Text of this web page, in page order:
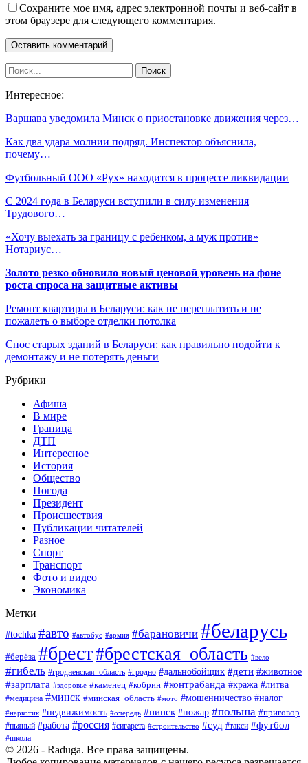
Сохраните мое имя, адрес электронной почты и веб-сайт в
этом браузере для следующего комментария.
Интересное:
Варшава уведомила Минск о приостановке движения через…
Как два удара молнии подряд. Инспектор объяснила,
почему…
Футбольный ООО «Рух» находится в процессе ликвидации
С 2024 года в Беларуси вступили в силу изменения
Трудового…
«Хочу выехать за границу с ребенком, а муж против»
Нотариус…
Золото резко обновило новый ценовой уровень на фоне
роста спроса на защитные активы
Ремонт квартиры в Беларуси: как не переплатить и не
пожалеть о выборе отделки потолка
Снос старых зданий в Беларуси: как правильно подойти к
демонтажу и не потерять деньги
Рубрики
Афиша
В мире
Граница
ДТП
Интересное
История
Общество
Погода
Президент
Происшествия
Публикации читателей
Разное
Спорт
Транспорт
Фото и видео
Экономика
Метки
#tochka #авто #автобус #армия #барановичи #беларусь
#берёза #брест#брестская_область #вело
#гибель #гродненская_область #гродно #дальнобойщик #дети #животное
#зарплата #здоровье #каменец #кобрин #контрабанда #кража #литва
#медицина #минск #минская_область #мото #мошенничество #налог
#наркотик #недвижимость #очередь #пинск #пожар #польша #приговор
#пьяный #работа #россия #сигарета #строительство #суд #такси #футбол
#школа
© 2026 - Raduga. Все права защищены.